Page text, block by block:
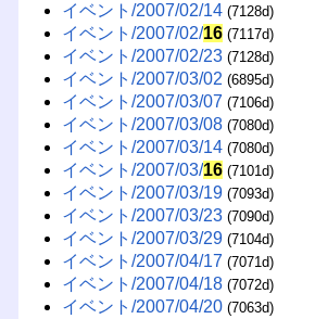
イベント/2007/02/14 (7128d)
イベント/2007/02/16 (7117d)
イベント/2007/02/23 (7128d)
イベント/2007/03/02 (6895d)
イベント/2007/03/07 (7106d)
イベント/2007/03/08 (7080d)
イベント/2007/03/14 (7080d)
イベント/2007/03/16 (7101d)
イベント/2007/03/19 (7093d)
イベント/2007/03/23 (7090d)
イベント/2007/03/29 (7104d)
イベント/2007/04/17 (7071d)
イベント/2007/04/18 (7072d)
イベント/2007/04/20 (7063d)